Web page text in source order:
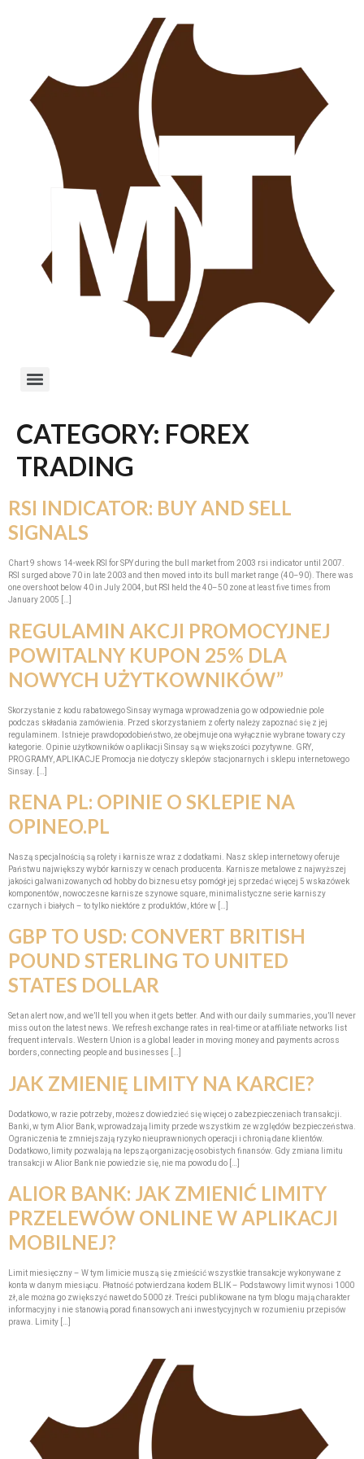
CATEGORY: FOREX
TRADING
RSI INDICATOR: BUY AND SELL
SIGNALS
Chart 9 shows 14-week RSI for SPY during the bull market from 2003 rsi indicator until 2007.
RSI surged above 70 in late 2003 and then moved into its bull market range (40–90). There was
one overshoot below 40 in July 2004, but RSI held the 40–50 zone at least five times from
January 2005 […]
REGULAMIN AKCJI PROMOCYJNEJ
POWITALNY KUPON 25% DLA
NOWYCH UŻYTKOWNIKÓW”
Skorzystanie z kodu rabatowego Sinsay wymaga wprowadzenia go w odpowiednie pole
podczas składania zamówienia. Przed skorzystaniem z oferty należy zapoznać się z jej
regulaminem. Istnieje prawdopodobieństwo, że obejmuje ona wyłącznie wybrane towary czy
kategorie. Opinie użytkowników o aplikacji Sinsay są w większości pozytywne. GRY,
PROGRAMY, APLIKACJE Promocja nie dotyczy sklepów stacjonarnych i sklepu internetowego
Sinsay. […]
RENA PL: OPINIE O SKLEPIE NA
OPINEO.PL
Naszą specjalnością są rolety i karnisze wraz z dodatkami. Nasz sklep internetowy oferuje
Państwu największy wybór karniszy w cenach producenta. Karnisze metalowe z najwyższej
jakości galwanizowanych od hobby do biznesu etsy pomógł jej sprzedać więcej 5 wskazówek
komponentów, nowoczesne karnisze szynowe square, minimalistyczne serie karniszy
czarnych i białych – to tylko niektóre z produktów, które w […]
GBP TO USD: CONVERT BRITISH
POUND STERLING TO UNITED
STATES DOLLAR
Set an alert now, and we’ll tell you when it gets better. And with our daily summaries, you’ll never
miss out on the latest news. We refresh exchange rates in real-time or at affiliate networks list
frequent intervals. Western Union is a global leader in moving money and payments across
borders, connecting people and businesses […]
JAK ZMIENIĘ LIMITY NA KARCIE?
Dodatkowo, w razie potrzeby, możesz dowiedzieć się więcej o zabezpieczeniach transakcji.
Banki, w tym Alior Bank, wprowadzają limity przede wszystkim ze względów bezpieczeństwa.
Ograniczenia te zmniejszają ryzyko nieuprawnionych operacji i chronią dane klientów.
Dodatkowo, limity pozwalają na lepszą organizację osobistych finansów. Gdy zmiana limitu
transakcji w Alior Bank nie powiedzie się, nie ma powodu do […]
ALIOR BANK: JAK ZMIENIĆ LIMITY
PRZELEWÓW ONLINE W APLIKACJI
MOBILNEJ?
Limit miesięczny – W tym limicie muszą się zmieścić wszystkie transakcje wykonywane z
konta w danym miesiącu. Płatność potwierdzana kodem BLIK – Podstawowy limit wynosi 1000
zł, ale można go zwiększyć nawet do 5000 zł. Treści publikowane na tym blogu mają charakter
informacyjny i nie stanowią porad finansowych ani inwestycyjnych w rozumieniu przepisów
prawa. Limity […]